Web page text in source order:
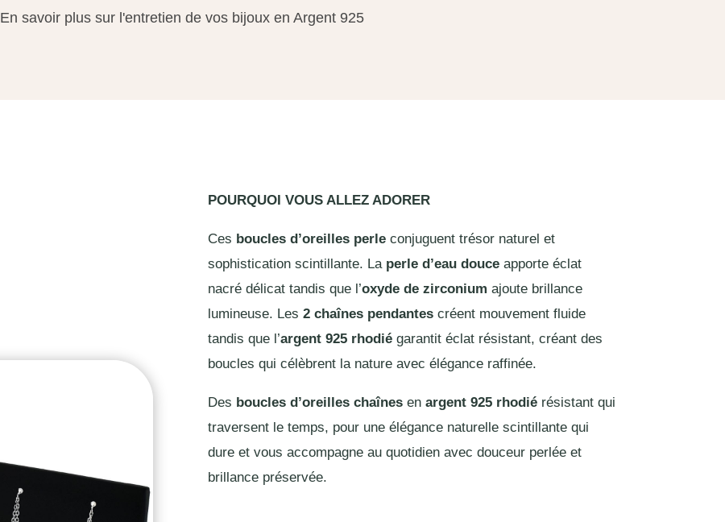
En savoir plus sur l'entretien de vos bijoux en Argent 925
POURQUOI VOUS ALLEZ ADORER
Ces boucles d’oreilles perleconjuguent trésor naturel et
sophistication scintillante. La perle d’eau douceapporte éclat
nacré délicat tandis que l’oxyde de zirconium ajoute brillance
lumineuse. Les 2 chaînes pendantescréent mouvement fluide
tandis que l’argent 925 rhodiégarantit éclat résistant, créant des
boucles qui célèbrent la nature avec élégance raffinée.
Des boucles d’oreilles chaînesen argent 925 rhodiérésistant qui
traversent le temps, pour une élégance naturelle scintillante qui
dure et vous accompagne au quotidien avec douceur perlée et
brillance préservée.